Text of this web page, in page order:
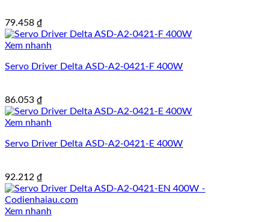
79.458 ₫
Xem nhanh
Servo Driver Delta ASD-A2-0421-F 400W
86.053 ₫
Xem nhanh
Servo Driver Delta ASD-A2-0421-E 400W
92.212 ₫
Xem nhanh